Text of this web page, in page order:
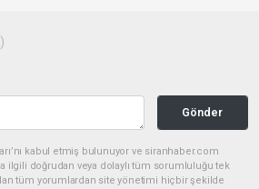
Gönder
kabul etmiş bulunuyor ve siranhaber.com
ilgili doğrudan veya dolaylı tüm sorumluluğu tek
tüm yorumlardan site yönetimi hiçbir şekilde